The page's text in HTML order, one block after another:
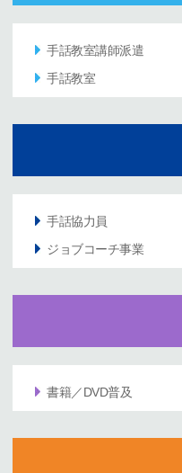
手話教室講師派遣
手話教室
手話協力員
ジョブコーチ事業
書籍／DVD普及